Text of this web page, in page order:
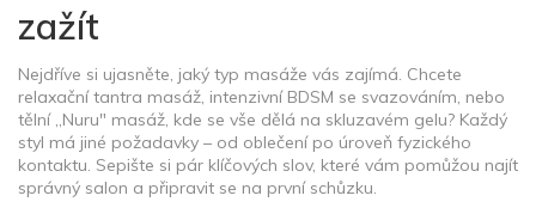
zažít
Nejdříve si ujasněte, jaký typ masáže vás zajímá. Chcete
relaxační tantra masáž, intenzivní BDSM se svazováním, nebo
tělní „Nuru" masáž, kde se vše dělá na skluzavém gelu? Každý
styl má jiné požadavky – od oblečení po úroveň fyzického
kontaktu. Sepište si pár klíčových slov, které vám pomůžou najít
správný salon a připravit se na první schůzku.